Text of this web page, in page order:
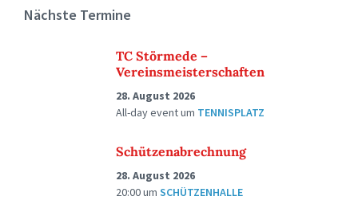
Nächste Termine
TC Störmede –
Vereinsmeisterschaften
28. August 2026
All-day eventum TENNISPLATZ
Schützenabrechnung
28. August 2026
20:00um SCHÜTZENHALLE